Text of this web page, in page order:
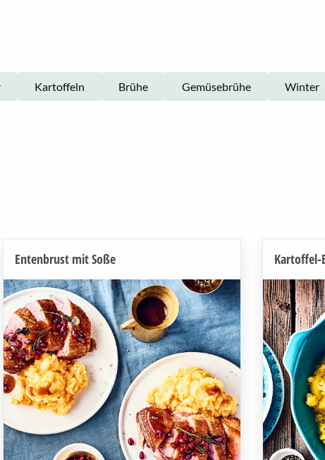
Kartoffeln Brühe Gemüsebrühe Winter
Entenbrust mit Soße Kartoffel-